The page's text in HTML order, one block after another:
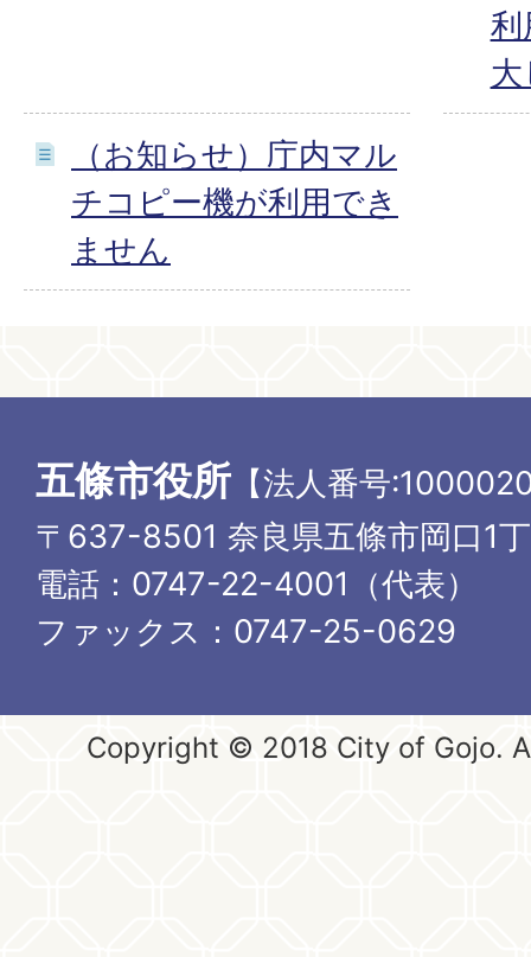
利
（お知らせ）庁内マル
チコピー機が利用でき
ません
五條市役所 【法人番号
〒637-8501 奈良県五條市岡口1
電話：0747-22-4001（代表）
ファックス：0747-25-0629
Copyright © 2018 City of Gojo.